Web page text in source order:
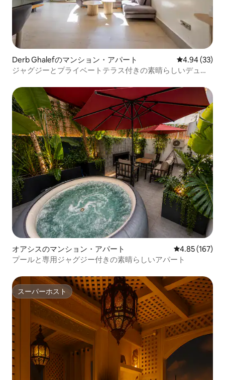
Derb Ghalefのマンション・アパート レビュー33
4.94 (33)
ジャグジーとプライベートテラス付きの素晴らしいデュプ
オアシスのマンション・アパート レビュー167
4.85 (167)
プールと専用ジャグジー付きの素晴らしいアパート
スーパーホスト
スーパーホスト